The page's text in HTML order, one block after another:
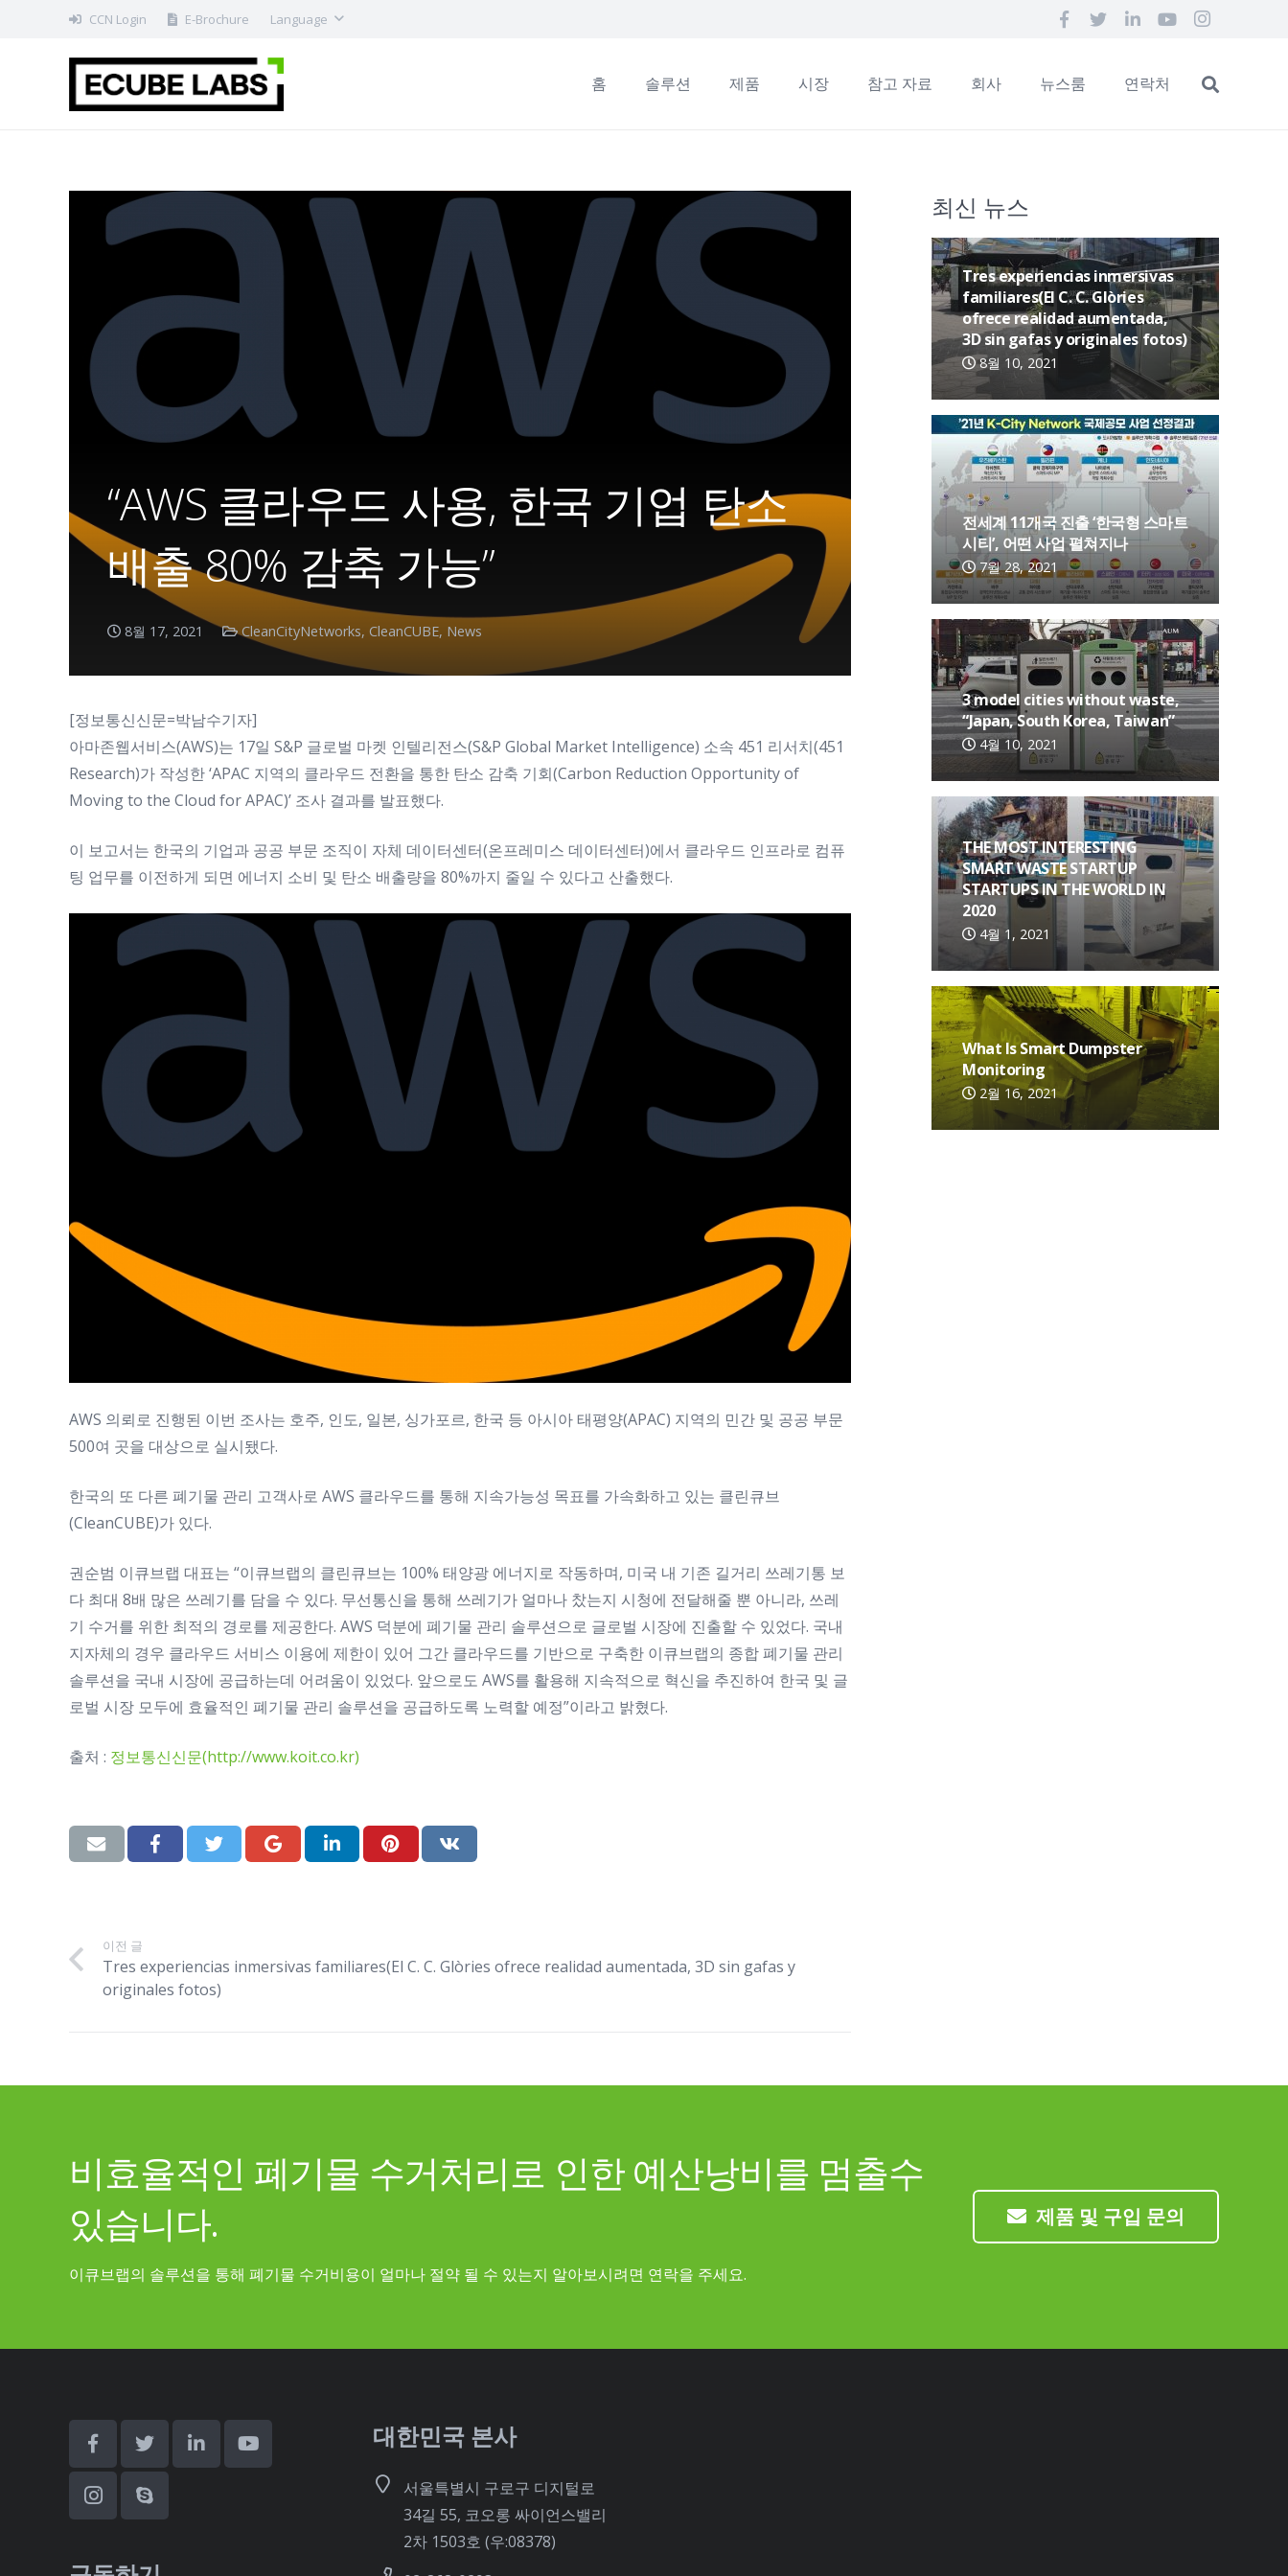
CCN Login E-Brochure Language
홈 솔루션 제품 시장 참고 자료 회사 뉴스룸 연락처
“AWS 클라우드 사용, 한국 기업 탄소
배출 80% 감축 가능”
8월 17, 2021 CleanCityNetworks, CleanCUBE, News
[정보통신신문=박남수기자]
아마존웹서비스(AWS)는 17일 S&P 글로벌 마켓 인텔리전스(S&P Global Market Intelligence) 소속 451 리서치(451
Research)가 작성한 ‘APAC 지역의 클라우드 전환을 통한 탄소 감축 기회(Carbon Reduction Opportunity of
Moving to the Cloud for APAC)’ 조사 결과를 발표했다.
이 보고서는 한국의 기업과 공공 부문 조직이 자체 데이터센터(온프레미스 데이터센터)에서 클라우드 인프라로 컴퓨
팅 업무를 이전하게 되면 에너지 소비 및 탄소 배출량을 80%까지 줄일 수 있다고 산출했다.
AWS 의뢰로 진행된 이번 조사는 호주, 인도, 일본, 싱가포르, 한국 등 아시아 태평양(APAC) 지역의 민간 및 공공 부문
500여 곳을 대상으로 실시됐다.
한국의 또 다른 폐기물 관리 고객사로 AWS 클라우드를 통해 지속가능성 목표를 가속화하고 있는 클린큐브
(CleanCUBE)가 있다.
권순범 이큐브랩 대표는 “이큐브랩의 클린큐브는 100% 태양광 에너지로 작동하며, 미국 내 기존 길거리 쓰레기통 보
다 최대 8배 많은 쓰레기를 담을 수 있다. 무선통신을 통해 쓰레기가 얼마나 찼는지 시청에 전달해줄 뿐 아니라, 쓰레
기 수거를 위한 최적의 경로를 제공한다. AWS 덕분에 폐기물 관리 솔루션으로 글로벌 시장에 진출할 수 있었다. 국내
지자체의 경우 클라우드 서비스 이용에 제한이 있어 그간 클라우드를 기반으로 구축한 이큐브랩의 종합 폐기물 관리
솔루션을 국내 시장에 공급하는데 어려움이 있었다. 앞으로도 AWS를 활용해 지속적으로 혁신을 추진하여 한국 및 글
로벌 시장 모두에 효율적인 폐기물 관리 솔루션을 공급하도록 노력할 예정”이라고 밝혔다.
출처 : 정보통신신문(http://www.koit.co.kr)
이전 글
Tres experiencias inmersivas familiares(El C. C. Glòries ofrece realidad aumentada, 3D sin gafas y
originales fotos)
최신 뉴스
Tres experiencias inmersivas
familiares(El C. C. Glòries
ofrece realidad aumentada,
3D sin gafas y originales fotos)
8월 10, 2021
전세계 11개국 진출 ‘한국형 스마트
시티’, 어떤 사업 펼쳐지나
7월 28, 2021
3 model cities without waste,
“Japan, South Korea, Taiwan”
4월 10, 2021
THE MOST INTERESTING
SMART WASTE STARTUP
STARTUPS IN THE WORLD IN
2020
4월 1, 2021
What Is Smart Dumpster
Monitoring
2월 16, 2021
비효율적인 폐기물 수거처리로 인한 예산낭비를 멈출수
있습니다.
이큐브랩의 솔루션을 통해 폐기물 수거비용이 얼마나 절약 될 수 있는지 알아보시려면 연락을 주세요.
제품 및 구입 문의
대한민국 본사
서울특별시 구로구 디지털로
34길 55, 코오롱 싸이언스밸리
2차 1503호 (우:08378)